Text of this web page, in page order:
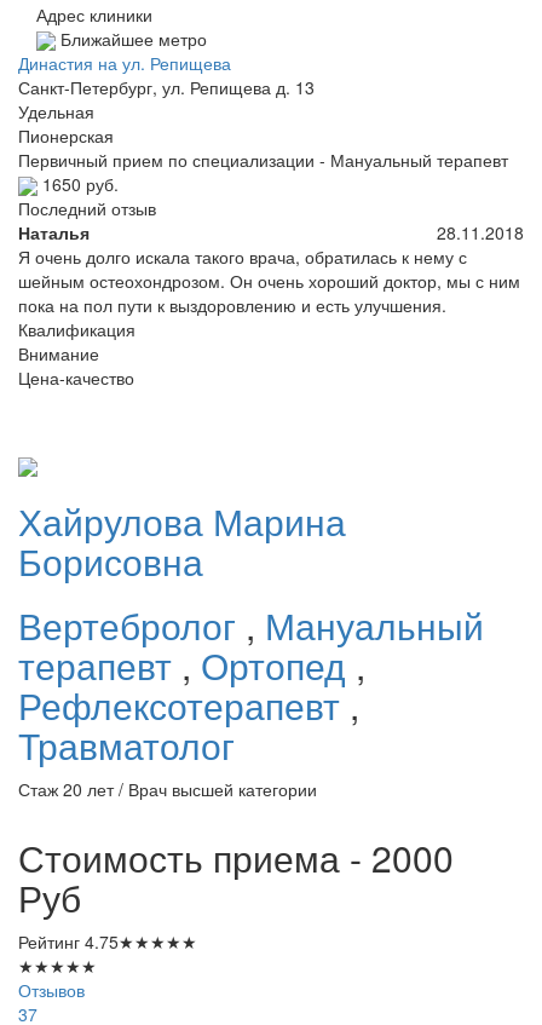
Адрес клиники
Ближайшее метро
Династия на ул. Репищева
Санкт-Петербург, ул. Репищева д. 13
Удельная
Пионерская
Первичный прием по специализации - Мануальный терапевт
1650 руб.
Последний отзыв
Наталья
28.11.2018
Я очень долго искала такого врача, обратилась к нему с
шейным остеохондрозом. Он очень хороший доктор, мы с ним
пока на пол пути к выздоровлению и есть улучшения.
Квалификация
Внимание
Цена-качество
Хайрулова Марина
Борисовна
Вертебролог , Мануальный
терапевт , Ортопед ,
Рефлексотерапевт,
Травматолог
Стаж 20 лет / Врач высшей категории
Стоимость приема - 2000
Руб
Рейтинг 4.75★★★★★
★★★★★
Отзывов
37